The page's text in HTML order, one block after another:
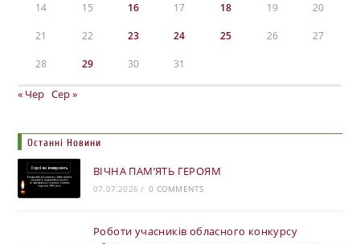
14 15 16 17 18 19 20
21 22 23 24 25 26 27
28 29 30 31
« Чер Сер »
Останні Новини
ВІЧНА ПАМ’ЯТЬ ГЕРОЯМ
07.07.2026 / 0 COMMENTS
Роботи учасників обласного конкурсу